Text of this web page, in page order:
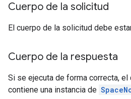
Cuerpo de la solicitud
El cuerpo de la solicitud debe
Cuerpo de la respuesta
Si se ejecuta de forma correcta,
contiene una instancia de